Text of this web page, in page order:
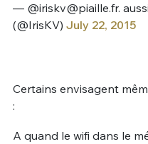
— @iriskv@piaille.fr.
(@IrisKV) July 22, 2015
Certains envisagent
:
A quand le wifi dans le